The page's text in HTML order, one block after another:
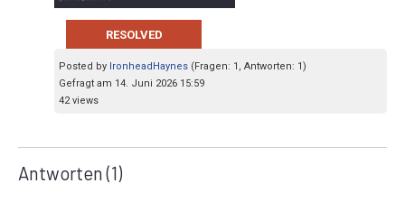
RESOLVED
Posted by IronheadHaynes (Fragen: 1, Antworten: 1)
Gefragt am 14. Juni 2026 15:59
42 views
Antworten(1)